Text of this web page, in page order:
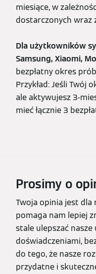
miesiące, w
dostarczonych wraz
Dla użytkowników
Samsung, Xiaomi,
bezpłatny okres
Przykład: Jeśli Twój
ale aktywujesz 3-
mieć łącznie 3
Prosimy o
Twoja opinia jest dla
pomaga nam lepiej
stale ulepszać nasze
doświadczeniami,
do tego, że nasze
przydatne i